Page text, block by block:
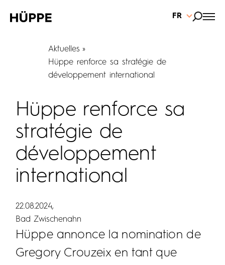
FR
Aktuelles
Hüppe renforce sa stratégie de
développement international
Hüppe renforce sa
stratégie de
développement
international
22.08.2024
Bad Zwischenahn
Hüppe annonce la nomination de
Gregory Crouzeix en tant que